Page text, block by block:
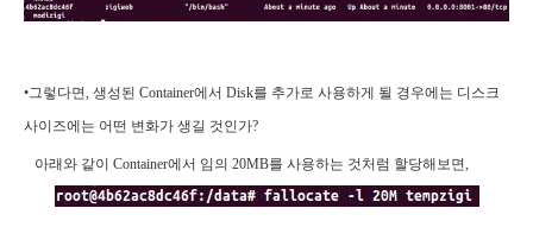
•그렇다면, 생성된 Container에서 Disk를 추가로 사용하게 될 경우에는 디스크
사이즈에는 어떤 변화가 생길 것인가?
아래와 같이 Container에서 임의 20MB를 사용하는 것처럼 할당해보면,